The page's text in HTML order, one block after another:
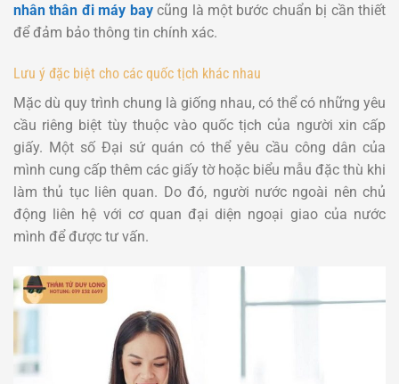
nhân thân đi máy baycũng là một bước chuẩn bị cần thiết
để đảm bảo thông tin chính xác.
Lưu ý đặc biệt cho các quốc tịch khác nhau
Mặc dù quy trình chung là giống nhau, có thể có những yêu
cầu riêng biệt tùy thuộc vào quốc tịch của người xin cấp
giấy. Một số Đại sứ quán có thể yêu cầu công dân của
mình cung cấp thêm các giấy tờ hoặc biểu mẫu đặc thù khi
làm thủ tục liên quan. Do đó, người nước ngoài nên chủ
động liên hệ với cơ quan đại diện ngoại giao của nước
mình để được tư vấn.